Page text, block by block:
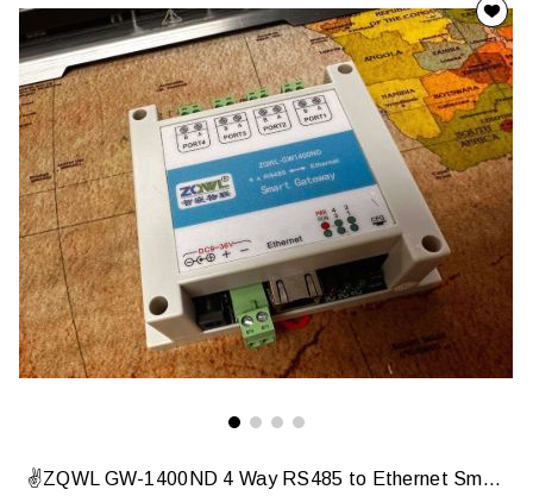
✌️ZQWL GW-1400ND 4 Way RS485 to Ethernet Smart Gateway✌️